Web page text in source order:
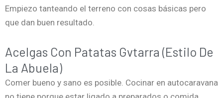
Empiezo tanteando el terreno con cosas básicas pero
que dan buen resultado.
Acelgas Con Patatas Gvtarra (estilo De
La Abuela)
Comer bueno y sano es posible. Cocinar en autocaravana